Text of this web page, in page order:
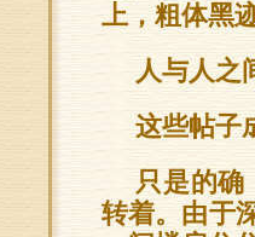
上，粗体黑
人与人之
这些帖子
只是的确
转着。由于